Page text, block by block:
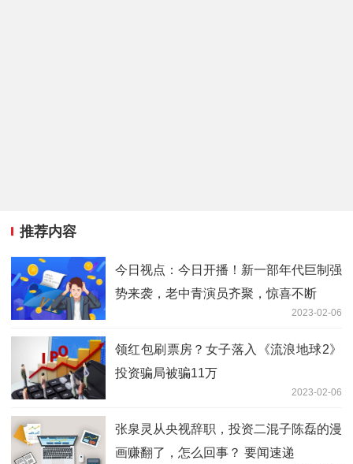
推荐内容
今日视点：今日开播！新一部年代巨制强
势来袭，老中青演员齐聚，惊喜不断
2023-02-06
领红包刷票房？女子落入《流浪地球2》
投资骗局被骗11万
2023-02-06
张泉灵从央视辞职，投资二混子陈磊的漫
画赚翻了，怎么回事？ 要闻速递